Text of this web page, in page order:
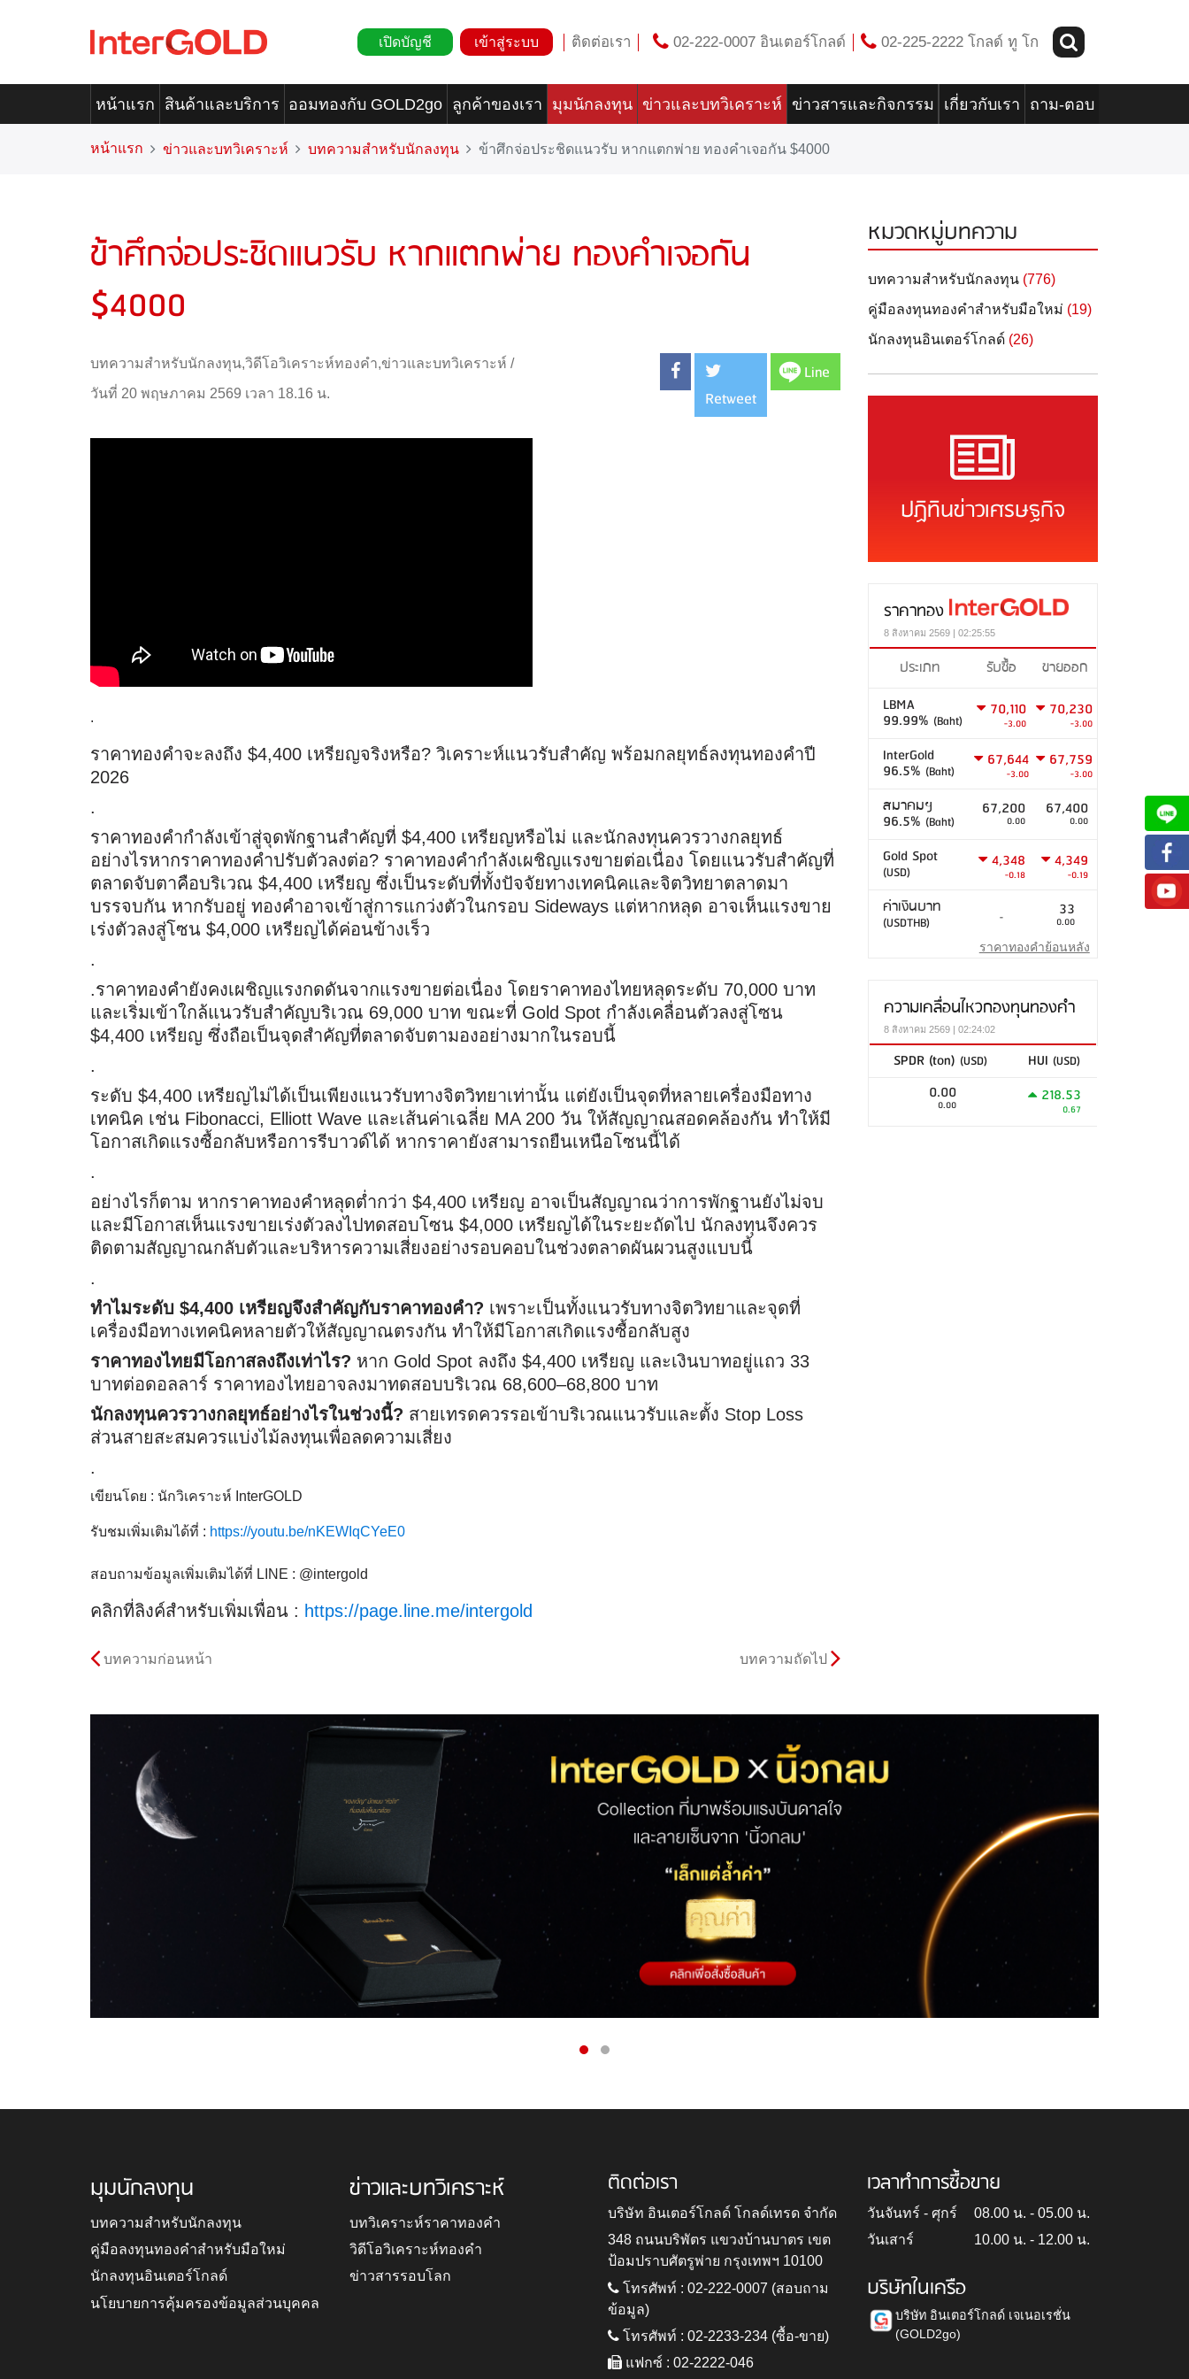
เปิดบัญชี เข้าสู่ระบบ ติดต่อเรา 02-222-0007 อินเตอร์โกลด์ 02-225-2222 โกลด์ ทู โก
หน้าแรก สินค้าและบริการ ออมทองกับ GOLD2go ลูกค้าของเรา มุมนักลงทุน ข่าวและบทวิเคราะห์ ข่าวสารและกิจกรรม เกี่ยวกับเรา ถาม-ตอบ
หน้าแรก ข่าวและบทวิเคราะห์ บทความสำหรับนักลงทุน ข้าศึกจ่อประชิดแนวรับ หากแตกพ่าย ทองคำเจอกัน $4000
ข้าศึกจ่อประชิดแนวรับ หากแตกพ่าย ทองคำเจอกัน
$4000
บทความสำหรับนักลงทุน,วิดีโอวิเคราะห์ทองคำ,ข่าวและบทวิเคราะห์ /
วันที่ 20 พฤษภาคม 2569 เวลา 18.16 น.
Retweet
Line
.
ราคาทองคำจะลงถึง $4,400 เหรียญจริงหรือ? วิเคราะห์แนวรับสำคัญ พร้อมกลยุทธ์ลงทุนทองคำปี
2026
.
ราคาทองคำกำลังเข้าสู่จุดพักฐานสำคัญที่ $4,400 เหรียญหรือไม่ และนักลงทุนควรวางกลยุทธ์
อย่างไรหากราคาทองคำปรับตัวลงต่อ? ราคาทองคำกำลังเผชิญแรงขายต่อเนื่อง โดยแนวรับสำคัญที่
ตลาดจับตาคือบริเวณ $4,400 เหรียญ ซึ่งเป็นระดับที่ทั้งปัจจัยทางเทคนิคและจิตวิทยาตลาดมา
บรรจบกัน หากรับอยู่ ทองคำอาจเข้าสู่การแกว่งตัวในกรอบ Sideways แต่หากหลุด อาจเห็นแรงขาย
เร่งตัวลงสู่โซน $4,000 เหรียญได้ค่อนข้างเร็ว
.
.ราคาทองคำยังคงเผชิญแรงกดดันจากแรงขายต่อเนื่อง โดยราคาทองไทยหลุดระดับ 70,000 บาท
และเริ่มเข้าใกล้แนวรับสำคัญบริเวณ 69,000 บาท ขณะที่ Gold Spot กำลังเคลื่อนตัวลงสู่โซน
$4,400 เหรียญ ซึ่งถือเป็นจุดสำคัญที่ตลาดจับตามองอย่างมากในรอบนี้
.
ระดับ $4,400 เหรียญไม่ได้เป็นเพียงแนวรับทางจิตวิทยาเท่านั้น แต่ยังเป็นจุดที่หลายเครื่องมือทาง
เทคนิค เช่น Fibonacci, Elliott Wave และเส้นค่าเฉลี่ย MA 200 วัน ให้สัญญาณสอดคล้องกัน ทำให้มี
โอกาสเกิดแรงซื้อกลับหรือการรีบาวด์ได้ หากราคายังสามารถยืนเหนือโซนนี้ได้
.
อย่างไรก็ตาม หากราคาทองคำหลุดต่ำกว่า $4,400 เหรียญ อาจเป็นสัญญาณว่าการพักฐานยังไม่จบ
และมีโอกาสเห็นแรงขายเร่งตัวลงไปทดสอบโซน $4,000 เหรียญได้ในระยะถัดไป นักลงทุนจึงควร
ติดตามสัญญาณกลับตัวและบริหารความเสี่ยงอย่างรอบคอบในช่วงตลาดผันผวนสูงแบบนี้
.
ทำไมระดับ $4,400 เหรียญจึงสำคัญกับราคาทองคำ? เพราะเป็นทั้งแนวรับทางจิตวิทยาและจุดที่
เครื่องมือทางเทคนิคหลายตัวให้สัญญาณตรงกัน ทำให้มีโอกาสเกิดแรงซื้อกลับสูง
ราคาทองไทยมีโอกาสลงถึงเท่าไร? หาก Gold Spot ลงถึง $4,400 เหรียญ และเงินบาทอยู่แถว 33
บาทต่อดอลลาร์ ราคาทองไทยอาจลงมาทดสอบบริเวณ 68,600–68,800 บาท
นักลงทุนควรวางกลยุทธ์อย่างไรในช่วงนี้? สายเทรดควรรอเข้าบริเวณแนวรับและตั้ง Stop Loss
ส่วนสายสะสมควรแบ่งไม้ลงทุนเพื่อลดความเสี่ยง
.
เขียนโดย : นักวิเคราะห์ InterGOLD
รับชมเพิ่มเติมได้ที่ : https://youtu.be/nKEWIqCYeE0
สอบถามข้อมูลเพิ่มเติมได้ที่ LINE : @intergold
คลิกที่ลิงค์สำหรับเพิ่มเพื่อน : https://page.line.me/intergold
บทความก่อนหน้า บทความถัดไป
หมวดหมู่บทความ
บทความสำหรับนักลงทุน (776)
คู่มือลงทุนทองคำสำหรับมือใหม่ (19)
นักลงทุนอินเตอร์โกลด์ (26)
ปฏิทินข่าวเศรษฐกิจ
ราคาทอง
8 สิงหาคม 2569 | 02:25:55
ประเภท รับซื้อ
ขายออก
LBMA
99.99% (Baht)
70,110
-3.00
70,230
-3.00
InterGold
96.5% (Baht)
67,644
-3.00
67,759
-3.00
สมาคมฯ
96.5% (Baht)
67,200
0.00
67,400
0.00
Gold Spot
(USD)
4,348
-0.18
4,349
-0.19
ค่าเงินบาท
(USDTHB) - 33
0.00
ราคาทองคำย้อนหลัง
ความเคลื่อนไหวกองทุนทองคำ
8 สิงหาคม 2569 | 02:24:02
SPDR (ton) (USD) HUI (USD)
0.00
0.00 218.53
0.67
มุมนักลงทุน
บทความสำหรับนักลงทุน
คู่มือลงทุนทองคำสำหรับมือใหม่
นักลงทุนอินเตอร์โกลด์
นโยบายการคุ้มครองข้อมูลส่วนบุคคล
ข่าวและบทวิเคราะห์
บทวิเคราะห์ราคาทองคำ
วิดีโอวิเคราะห์ทองคำ
ข่าวสารรอบโลก
ติดต่อเรา
บริษัท อินเตอร์โกลด์ โกลด์เทรด จำกัด
348 ถนนบริพัตร แขวงบ้านบาตร เขต
ป้อมปราบศัตรูพ่าย กรุงเทพฯ 10100
โทรศัพท์ : 02-222-0007 (สอบถาม
ข้อมูล)
โทรศัพท์ : 02-2233-234 (ซื้อ-ขาย)
แฟกซ์ : 02-2222-046
เวลาทำการซื้อขาย
วันจันทร์ - ศุกร์
08.00 น. - 05.00 น.
วันเสาร์
10.00 น. - 12.00 น.
บริษัทในเครือ
บริษัท อินเตอร์โกลด์ เจเนอเรชั่น
(GOLD2go)